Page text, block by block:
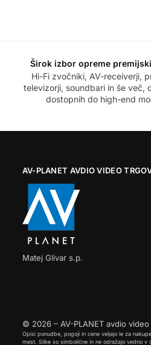
Širok izbor opreme
Hi-Fi zvočniki, AV-receiverji,
televizorji, soundbari in še več,
dostopnih do high-end
AV-PLANET AVDIO VIDEO
Matej Glivar s.p.
© 2026 – AV-PLANET avdio
Opisi ponudbe, pogoji in cene veljajo le za
mest. Slike so simbolične in ne odražajo vedno v